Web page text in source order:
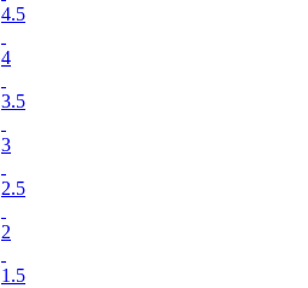
4.5
4
3.5
3
2.5
2
1.5